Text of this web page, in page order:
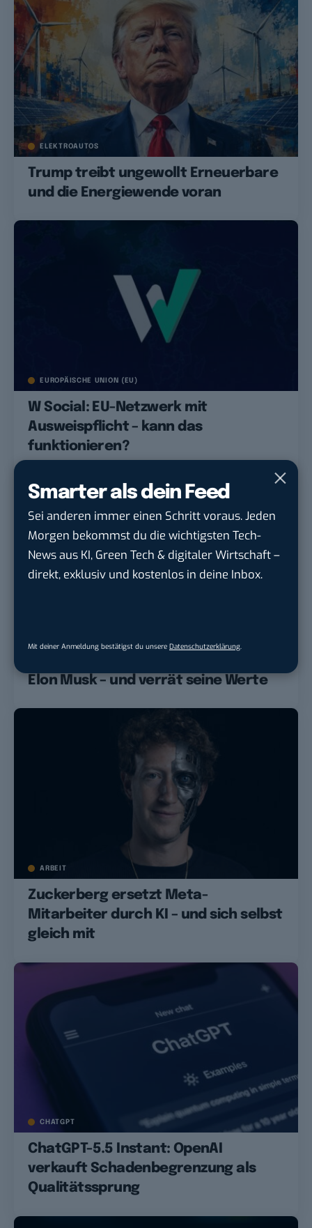
Smarter als dein Feed
Sei anderen immer einen Schritt voraus. Jeden
Morgen bekommst du die wichtigsten Tech-
News aus KI, Green Tech & digitaler Wirtschaft –
direkt, exklusiv und kostenlos in deine Inbox.
Mit deiner Anmeldung bestätigst du unsere Datenschutzerklärung
ELEKTROAUTOS
Trump treibt ungewollt Erneuerbare
und die Energiewende voran
EUROPÄISCHE UNION (EU)
W Social: EU-Netzwerk mit
Ausweispflicht – kann das
funktionieren?
Elon Musk – und verrät seine Werte
ARBEIT
Zuckerberg ersetzt Meta-
Mitarbeiter durch KI – und sich selbst
gleich mit
CHATGPT
ChatGPT-5.5 Instant: OpenAI
verkauft Schadenbegrenzung als
Qualitätssprung